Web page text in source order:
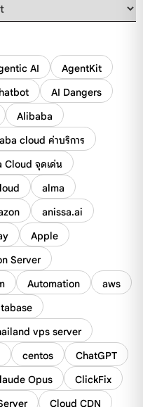
AI
AgentKit
AI Dangers
Alibaba
cloud ค่าบริการ
Cloud จุดเด่น
alma
anissa.ai
Apple
Server
Automation
aws
vps server
centos
ChatGPT
Opus
ClickFix
Cloud CDN